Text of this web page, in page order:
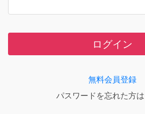
ログイン
無料会員登録
パスワードを忘れた方は